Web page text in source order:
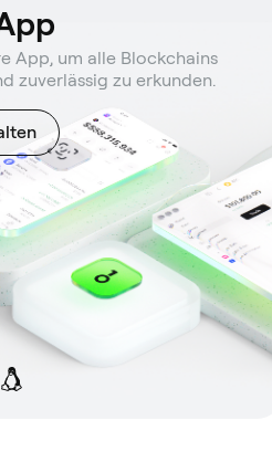
App, um alle Blockchains
zuverlässig zu erkunden.